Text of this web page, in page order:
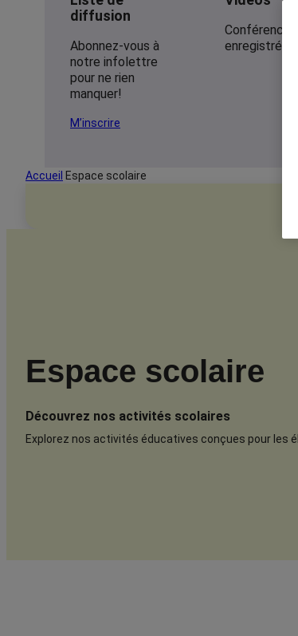
diffusion
Abonnez-vous à
notre infolettre
pour ne rien
manquer!
M’inscrire
Conférences
enregistrées
Accueil Espace scolaire
Espace scolaire
Découvrez nos activités scolaires
Explorez nos activités éducatives conçues pour les